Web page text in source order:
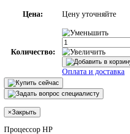
Цена: Цену уточняйте
Количество:
Оплата и доставка
×Закрыть
Процессор HP